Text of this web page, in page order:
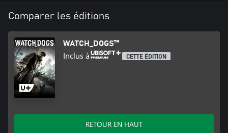
Comparer les éditions
WATCH_DOGS™
Inclus à CETTE ÉDITION
RETOUR EN HAUT